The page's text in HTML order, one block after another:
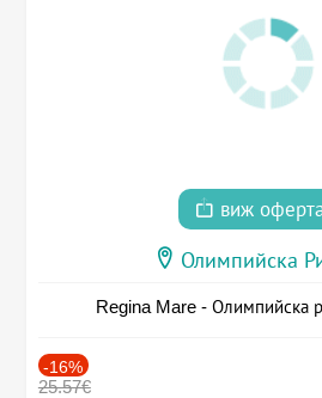
виж
Олимпийска
Regina Mare - Олимпийска
-16%
25.57€